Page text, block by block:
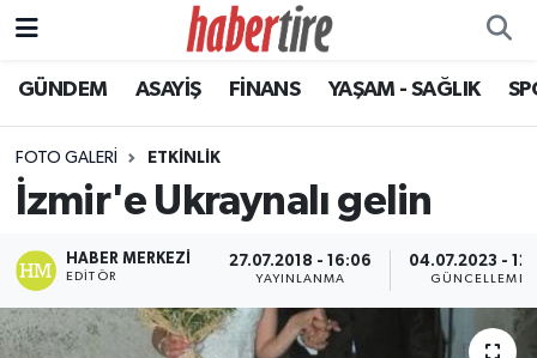
GÜNDEM ASAYİŞ FİNANS YAŞAM - SAĞLIK
FOTO GALERI ETKINLIK
İzmir'e Ukraynalı gelin
HABER MERKEZI
EDITÖR
27.07.2018 - 16:06
YAYINLANMA
04.07.2023 -
GÜNCELLEME
Tire Nöbetçi Eczaneler
Tire Hava Durumu
Tire Trafik Yoğunluk Haritası
Süper Lig Puan Durumu ve Fikstür
Tüm Manşetler